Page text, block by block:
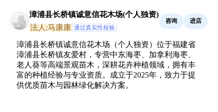
漳浦县长桥镇诚意信花木场(个人独资)
法人:马康康 通过真实性核验
咨询 进店
漳浦县长桥镇诚意信花木场（个人独资）位于福建省
漳浦县长桥镇友爱村，专营中东海枣、加拿利海枣、
老人葵等高端景观苗木，深耕花卉种植领域，拥有丰
富的种植经验与专业资质。成立于2025年，致力于提
供优质苗木与园林绿化解决方案。